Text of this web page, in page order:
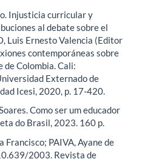
Injusticia curricular y
al debate sobre el
Luis Ernesto Valencia (Editor
contemporáneas sobre
de Colombia. Cali:
Externado de
Icesi, 2020, p. 17-420.
Como ser um educador
do Brasil, 2023. 160 p.
Francisco; PAIVA, Ayane de
2003. Revista de